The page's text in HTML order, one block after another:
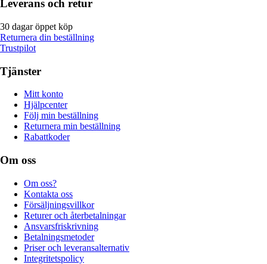
Leverans och retur
30 dagar öppet köp
Returnera din beställning
Trustpilot
Tjänster
Mitt konto
Hjälpcenter
Följ min beställning
Returnera min beställning
Rabattkoder
Om oss
Om oss?
Kontakta oss
Försäljningsvillkor
Returer och återbetalningar
Ansvarsfriskrivning
Betalningsmetoder
Priser och leveransalternativ
Integritetspolicy